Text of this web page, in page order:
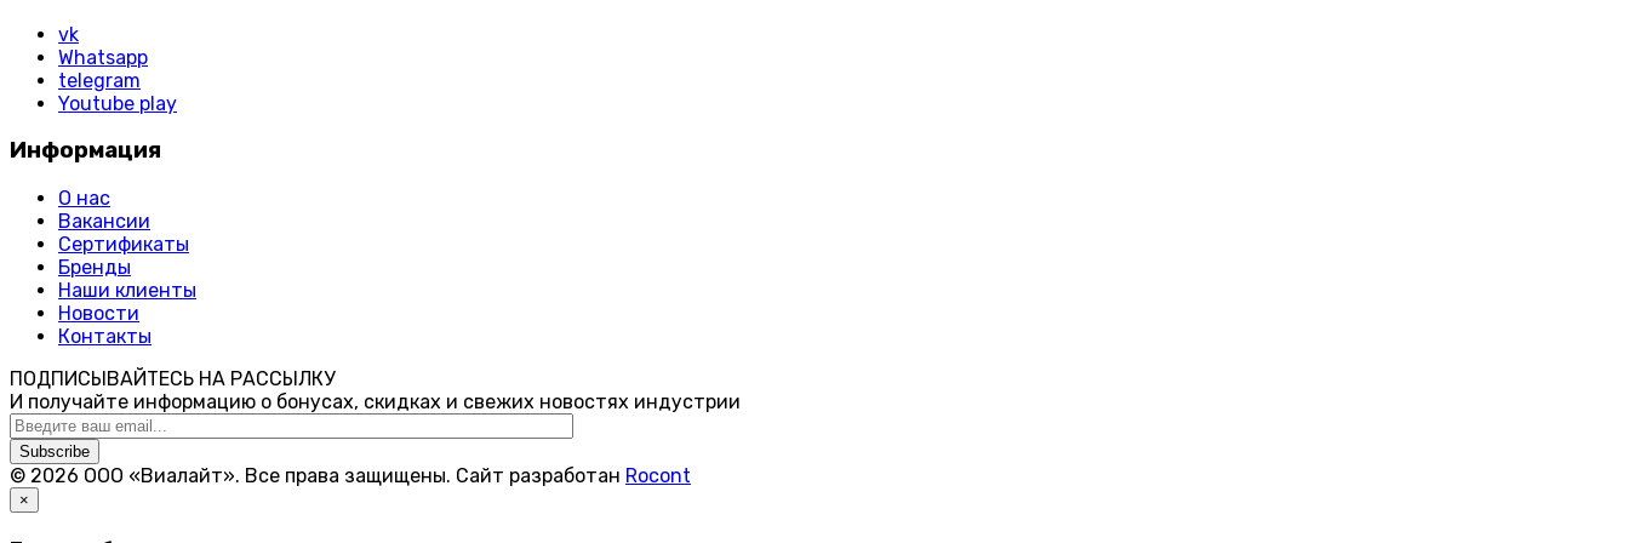
vk
Whatsapp
telegram
Youtube play
Информация
О нас
Вакансии
Сертификаты
Бренды
Наши клиенты
Новости
Контакты
ПОДПИСЫВАЙТЕСЬ НА РАССЫЛКУ
И получайте информацию о бонусах, скидках и свежих новостях индустрии
Subscribe
© 2026 ООО «Виалайт». Все права защищены. Cайт разработан Rocont
×